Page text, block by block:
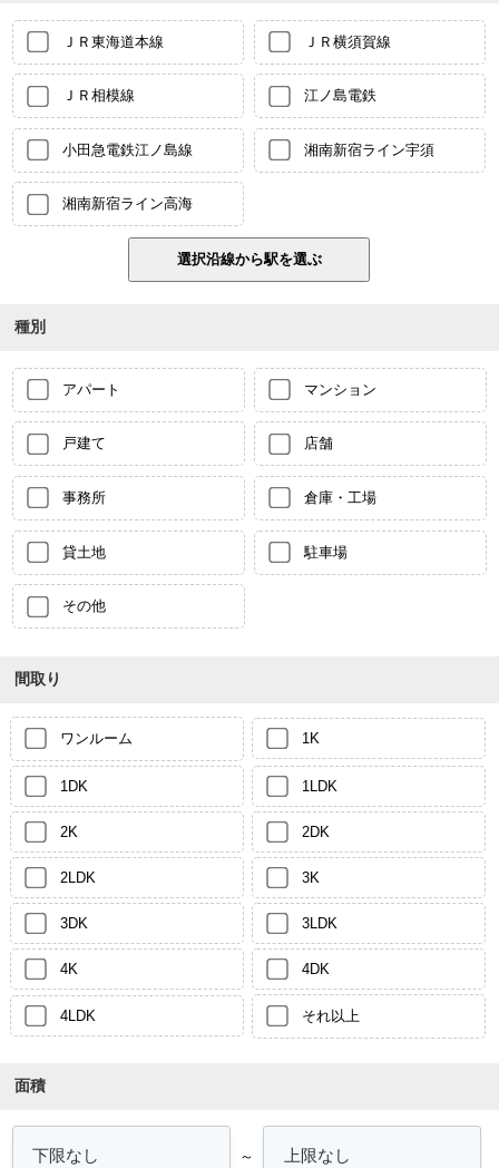
ＪＲ東海道本線 ＪＲ横須賀線
ＪＲ相模線 江ノ島電鉄
小田急電鉄江ノ島線 湘南新宿ライン宇須
湘南新宿ライン高海
種別
アパート マンション
戸建て 店舗
事務所 倉庫・工場
貸土地 駐車場
その他
間取り
ワンルーム 1K
1DK 1LDK
2K 2DK
2LDK 3K
3DK 3LDK
4K 4DK
4LDK それ以上
面積
～